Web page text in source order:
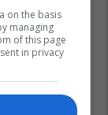
on the basis
managing
of this page
in privacy